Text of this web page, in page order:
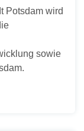
Potsdam wird
sowie